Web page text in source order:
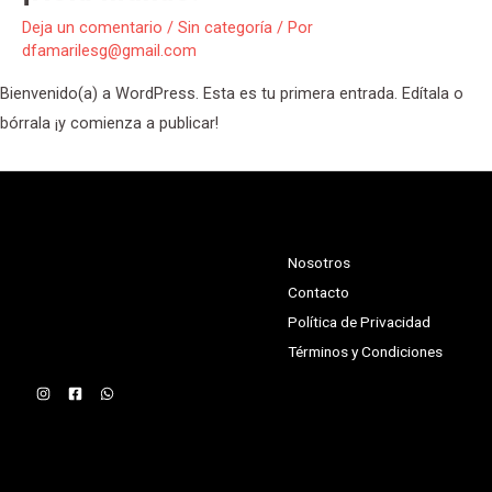
Deja un comentario / Sin categoría / Por
dfamarilesg@gmail.com
Bienvenido(a) a WordPress. Esta es tu primera entrada. Edítala o
bórrala ¡y comienza a publicar!
Nosotros
Contacto
Política de Privacidad
Términos y Condiciones